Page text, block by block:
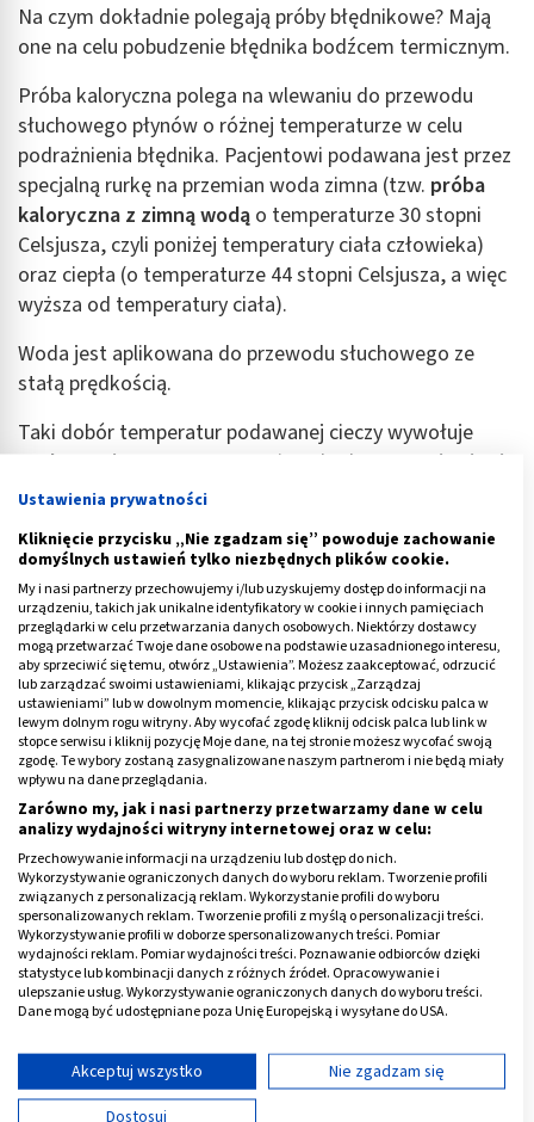
Na czym dokładnie polegają próby błędnikowe? Mają
one na celu pobudzenie błędnika bodźcem termicznym.
Próba kaloryczna polega na wlewaniu do przewodu
słuchowego płynów o różnej temperaturze w celu
podrażnienia błędnika. Pacjentowi podawana jest przez
specjalną rurkę na przemian woda zimna (tzw. próba
kaloryczna z zimną wodą o temperaturze 30 stopni
Celsjusza, czyli poniżej temperatury ciała człowieka)
oraz ciepła (o temperaturze 44 stopni Celsjusza, a więc
wyższa od temperatury ciała).
Woda jest aplikowana do przewodu słuchowego ze
stałą prędkością.
Taki dobór temperatur podawanej cieczy wywołuje
szok termiczny
, a zaraz po nim u badanego
pojawia się
oczopląs, czyli mimowolne drgania gałki ocznej. Szczyt
odnotowywany jest pomiędzy 60 a 80 sekundą
badania.
Podczas drażnienia błędnika i wywoływania oczopląsu
mogą pojawić się skutki uboczne. Pacjent może
odczuwać: dyskomfort, nudności czy zawroty głowy.
W trakcie próby błędnikowej chory może też
wymiotować. W związku z tym, że w ramach badania
do uszu pacjenta wlewa się wodę (ciepłą i zimną), próba
kaloryczna nie może być przeprowadzana u pacjentów
ze stanem zapalnym ucha (zewnętrznego i
środkowego).
W takim przypadku wynik badania może zostać
zniekształcony.
Reklama
Ustawienia prywatności
Kliknięcie przycisku „Nie zgadzam się” powoduje zachowanie
domyślnych ustawień tylko niezbędnych plików cookie.
My i nasi partnerzy przechowujemy i/lub uzyskujemy dostęp do informacji na
urządzeniu, takich jak unikalne identyfikatory w cookie i innych pamięciach
przeglądarki w celu przetwarzania danych osobowych. Niektórzy dostawcy
mogą przetwarzać Twoje dane osobowe na podstawie uzasadnionego interesu,
aby sprzeciwić się temu, otwórz „Ustawienia”. Możesz zaakceptować, odrzucić
lub zarządzać swoimi ustawieniami, klikając przycisk „Zarządzaj
ustawieniami” lub w dowolnym momencie, klikając przycisk odcisku palca w
lewym dolnym rogu witryny. Aby wycofać zgodę kliknij odcisk palca lub link w
stopce serwisu i kliknij pozycję Moje dane, na tej stronie możesz wycofać swoją
zgodę. Te wybory zostaną zasygnalizowane naszym partnerom i nie będą miały
wpływu na dane przeglądania.
Zarówno my, jak i nasi partnerzy przetwarzamy dane w celu
analizy wydajności witryny internetowej oraz w celu:
Przechowywanie informacji na urządzeniu lub dostęp do nich.
Wykorzystywanie ograniczonych danych do wyboru reklam. Tworzenie profili
związanych z personalizacją reklam. Wykorzystanie profili do wyboru
spersonalizowanych reklam. Tworzenie profili z myślą o personalizacji treści.
Wykorzystywanie profili w doborze spersonalizowanych treści. Pomiar
wydajności reklam. Pomiar wydajności treści. Poznawanie odbiorców dzięki
statystyce lub kombinacji danych z różnych źródeł. Opracowywanie i
ulepszanie usług. Wykorzystywanie ograniczonych danych do wyboru treści.
Dane mogą być udostępniane poza Unię Europejską i wysyłane do USA.
Wyświetl listę partnerów (11 dostawców IAB)
Używamy Twoich danych w następujących celach:
Akceptuj wszystko
Nie zgadzam się
Dostosuj